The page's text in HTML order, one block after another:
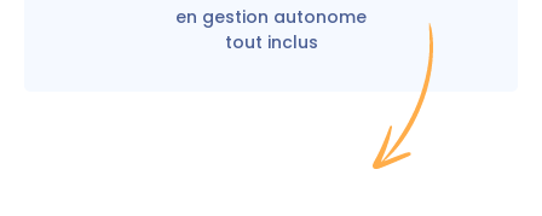
en gestion autonome
tout inclus